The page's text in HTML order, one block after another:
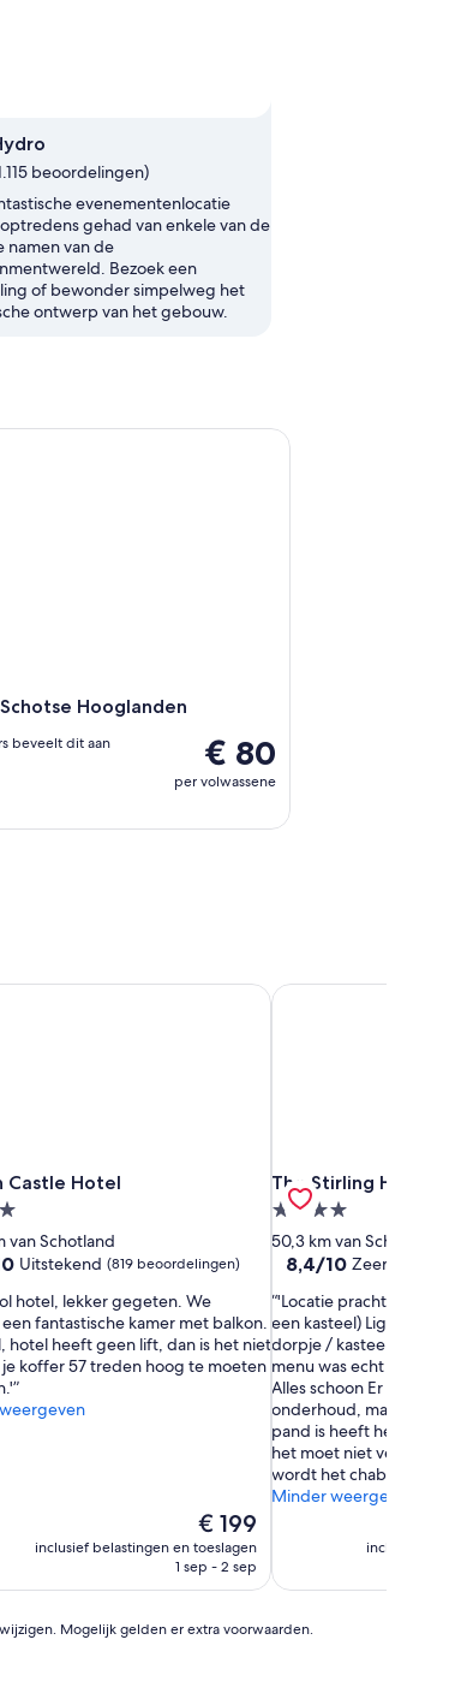
beoordelingen)
evenementenlocatie
gehad van enkele van de
namen van de
Bezoek een
of bewonder simpelweg het
ontwerp van het gebouw.
Hooglanden
€ 80
per volwassene
beveelt dit aan
Hooglanden
Castle Hotel
Castle Hotel
van Schotland
Uitstekend (819 beoordelingen)
hotel, lekker gegeten. We
fantastische kamer met balkon.
hotel heeft geen lift, dan is het niet
je koffer 57 treden hoog te moeten
De
prijs
is
€ 199
inclusief belastingen en toeslagen
1 sep - 2 sep
Hotel
The Stirling Highland
The Stirling Highland
4.0-
sterrenaccommodatie
50,3 km van Schotland
8.4
10,
Zeer
goed,
(1.142
beoordelingen)
8,4/10 Zeer goed
'Locatie prachtig Heel
een kasteel) Ligging
dorpje / kasteel
menu was echt super!
Alles schoon Er is wel wat
onderhoud, maar omdat
pand is heeft het ook wel
het moet niet verder
wordt het chabby'
Minder weergeven
inclusief
The Stirling Highland
Mogelijk gelden er extra voorwaarden.